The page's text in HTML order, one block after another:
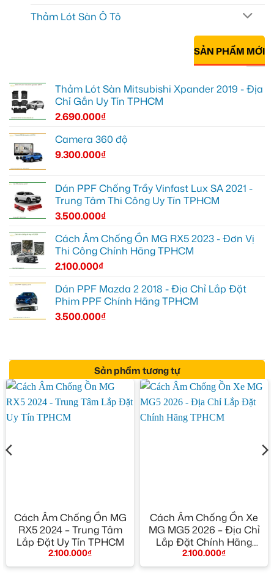
Thảm Lót Sàn Ô Tô
SẢN PHẨM MỚI
Thảm Lót Sàn Mitsubishi Xpander 2019 - Địa
Chỉ Gắn Uy Tín TPHCM
2.690.000₫
Camera 360 độ
9.300.000₫
Dán PPF Chống Trầy Vinfast Lux SA 2021 -
Trung Tâm Thi Công Uy Tín TPHCM
3.500.000₫
Cách Âm Chống Ồn MG RX5 2023 - Đơn Vị
Thi Công Chính Hãng TPHCM
2.100.000₫
Dán PPF Mazda 2 2018 - Địa Chỉ Lắp Đặt
Phim PPF Chính Hãng TPHCM
3.500.000₫
Sản phẩm tương tự
Cách Âm Chống Ồn MG
RX5 2024 – Trung Tâm
Lắp Đặt Uy Tín TPHCM
2.100.000₫
Cách Âm Chống Ồn Xe
MG MG5 2026 – Địa Chỉ
Lắp Đặt Chính Hãng
TPHCM
2.100.000₫